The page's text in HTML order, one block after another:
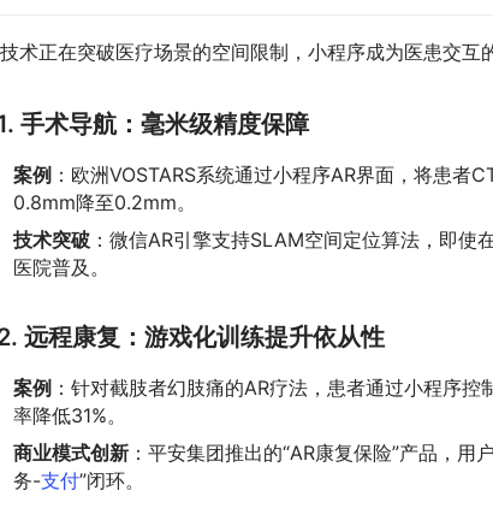
术正在突破医疗场景的空间限制，小程序成为医患交互
手术导航：毫米级精度保障
案例 ：欧洲VOSTARS系统通过小程序AR界面，将患
0.8mm降至0.2mm。
技术突破 ：微信AR引擎支持SLAM空间定位算法，即
医院普及。
远程康复：游戏化训练提升依从性
案例 ：针对截肢者幻肢痛的AR疗法，患者通过小程序
率降低31%。
商业模式创新 ：平安集团推出的“AR康复保险”产品，
务-支付”闭环。